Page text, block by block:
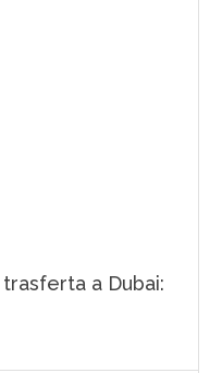
a Dubai: